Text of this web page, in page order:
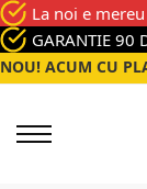
La noi e mereu
GARANTIE 90
NOU! ACUM CU